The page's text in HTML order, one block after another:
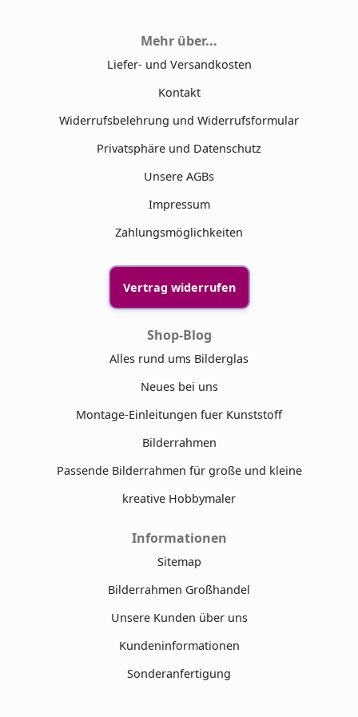
Mehr über...
Liefer- und Versandkosten
Kontakt
Widerrufsbelehrung und Widerrufsformular
Privatsphäre und Datenschutz
Unsere AGBs
Impressum
Zahlungsmöglichkeiten
Vertrag widerrufen
Shop-Blog
Alles rund ums Bilderglas
Neues bei uns
Montage-Einleitungen fuer Kunststoff
Bilderrahmen
Passende Bilderrahmen für große und kleine
kreative Hobbymaler
Informationen
Sitemap
Bilderrahmen Großhandel
Unsere Kunden über uns
Kundeninformationen
Sonderanfertigung